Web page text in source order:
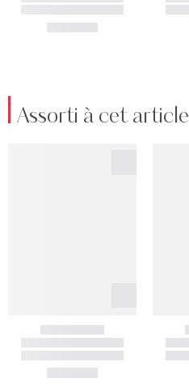
Assorti à cet article